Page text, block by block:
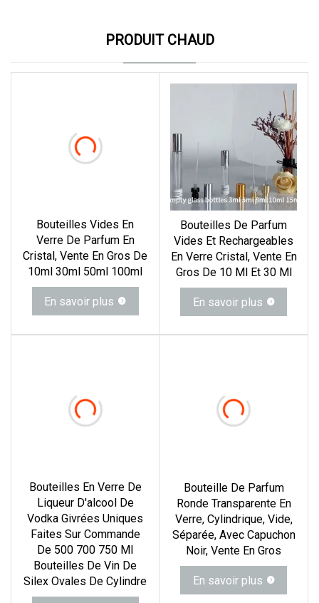
PRODUIT CHAUD
Bouteilles Vides En
Verre De Parfum En
Cristal, Vente En Gros De
10ml 30ml 50ml 100ml
En savoir plus
Bouteilles De Parfum
Vides Et Rechargeables
En Verre Cristal, Vente En
Gros De 10 Ml Et 30 Ml
En savoir plus
Bouteilles En Verre De
Liqueur D'alcool De
Vodka Givrées Uniques
Faites Sur Commande
De 500 700 750 Ml
Bouteilles De Vin De
Silex Ovales De Cylindre
Bouteille De Parfum
Ronde Transparente En
Verre, Cylindrique, Vide,
Séparée, Avec Capuchon
Noir, Vente En Gros
En savoir plus